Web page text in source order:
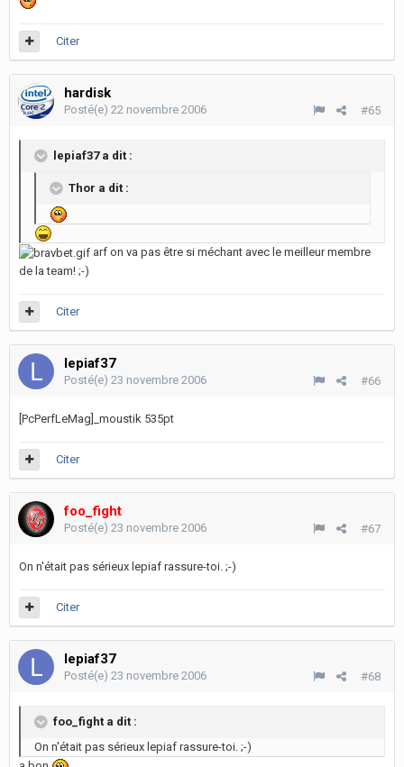
Citer
hardisk
#65
Posté(e) 22 novembre 2006
lepiaf37 a dit :
Thor a dit :
arf on va pas être si méchant avec le meilleur membre
de la team! ;-)
Citer
lepiaf37
#66
Posté(e) 23 novembre 2006
[PcPerfLeMag]_moustik 535pt
Citer
foo_fight
#67
Posté(e) 23 novembre 2006
On n'était pas sérieux lepiaf rassure-toi. ;-)
Citer
lepiaf37
#68
Posté(e) 23 novembre 2006
foo_fight a dit :
On n'était pas sérieux lepiaf rassure-toi. ;-)